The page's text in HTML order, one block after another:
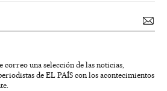
correo una selección de las noticias,
de EL PAÍS con los acontecimientos